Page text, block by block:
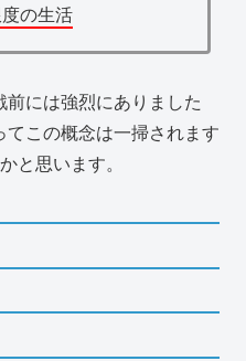
の生活
前には強烈にありました
この概念は一掃されます
と思います。